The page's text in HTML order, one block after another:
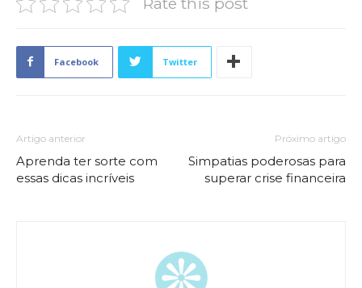
Facebook Twitter
Artigo anterior
Aprenda ter sorte com
essas dicas incríveis
Próximo artigo
Simpatias poderosas para
superar crise financeira